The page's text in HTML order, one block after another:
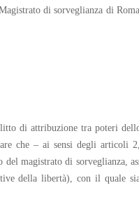
di sorveglianza di
di attribuzione tra poteri
che – ai sensi degli articoli
magistrato di sorveglianza,
della libertà), con il quale